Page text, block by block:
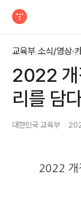
교육부 소식/영상·
2022 개
리를 담
대한민국 교육부
2022 개